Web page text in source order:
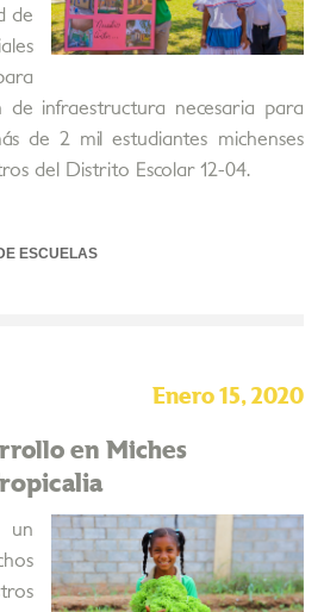
de
infraestructura necesaria para
de 2 mil estudiantes michenses
del Distrito Escolar 12-04.
ESCUELAS
Enero 15, 2020
en Miches